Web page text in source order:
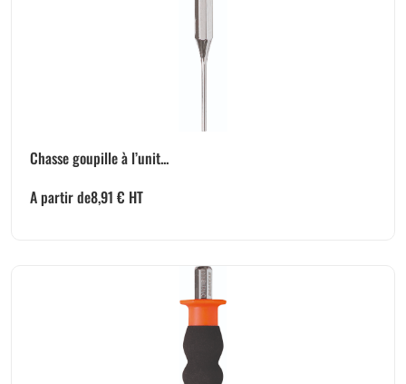
Chasse goupille à l’unit...
A partir de8,91 € HT